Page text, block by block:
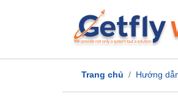
Trang chủ Hướng